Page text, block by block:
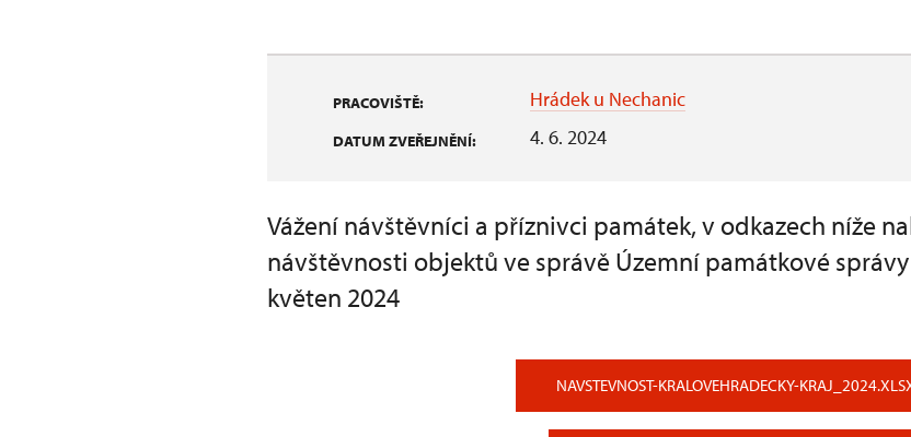
PRACOVIŠTĚ: Hrádek u Nechanic
DATUM ZVEŘEJNĚNÍ: 4. 6. 2024
Vážení návštěvníci a příznivci památek, v odkazech níže
návštěvnosti objektů ve správě Územní památkové
květen 2024
NAVSTEVNOST-KRALOVEHRADECKY-